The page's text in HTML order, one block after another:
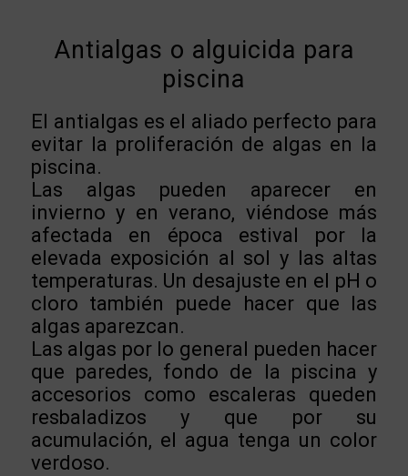
Antialgas o alguicida para
piscina
El antialgas es el aliado perfecto para
evitar la proliferación de algas en la
piscina.
Las algas pueden aparecer en
invierno y en verano, viéndose más
afectada en época estival por la
elevada exposición al sol y las altas
temperaturas. Un desajuste en el pH o
cloro también puede hacer que las
algas aparezcan.
Las algas por lo general pueden hacer
que paredes, fondo de la piscina y
accesorios como escaleras queden
resbaladizos y que por su
acumulación, el agua tenga un color
verdoso.